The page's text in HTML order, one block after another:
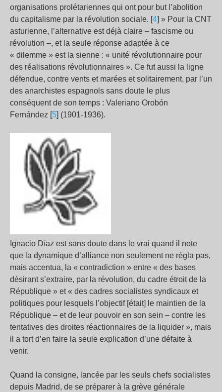
organisations prolétariennes qui ont pour but l’abolition
du capitalisme par la révolution sociale. [4] » Pour la CNT
asturienne, l’alternative est déjà claire – fascisme ou
révolution –, et la seule réponse adaptée à ce
« dilemme » est la sienne : « unité révolutionnaire pour
des réalisations révolutionnaires ». Ce fut aussi la ligne
défendue, contre vents et marées et solitairement, par l’un
des anarchistes espagnols sans doute le plus
conséquent de son temps : Valeriano Orobón
Fernández [5] (1901-1936).
Ignacio Díaz est sans doute dans le vrai quand il note
que la dynamique d’alliance non seulement ne régla pas,
mais accentua, la « contradiction » entre « des bases
désirant s’extraire, par la révolution, du cadre étroit de la
République » et « des cadres socialistes syndicaux et
politiques pour lesquels l’objectif [était] le maintien de la
République – et de leur pouvoir en son sein – contre les
tentatives des droites réactionnaires de la liquider », mais
il a tort d’en faire la seule explication d’une défaite à
venir.
Quand la consigne, lancée par les seuls chefs socialistes
depuis Madrid, de se préparer à la grève générale